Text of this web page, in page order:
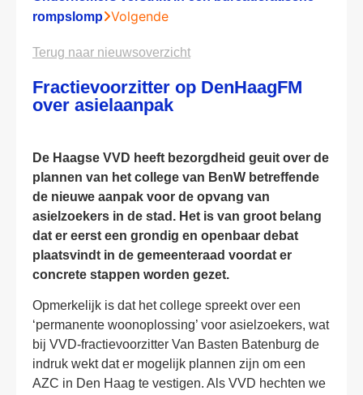
rompslomp Volgende
Terug naar nieuwsoverzicht
Fractievoorzitter op DenHaagFM
over asielaanpak
De Haagse VVD heeft bezorgdheid geuit over de
plannen van het college van BenW betreffende
de nieuwe aanpak voor de opvang van
asielzoekers in de stad. Het is van groot belang
dat er eerst een grondig en openbaar debat
plaatsvindt in de gemeenteraad voordat er
concrete stappen worden gezet.
Opmerkelijk is dat het college spreekt over een
‘permanente woonoplossing’ voor asielzoekers, wat
bij VVD-fractievoorzitter Van Basten Batenburg de
indruk wekt dat er mogelijk plannen zijn om een
AZC in Den Haag te vestigen. Als VVD hechten we